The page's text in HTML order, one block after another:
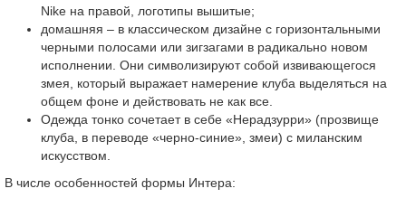
Nike на правой, логотипы вышитые;
домашняя – в классическом дизайне с горизонтальными
черными полосами или зигзагами в радикально новом
исполнении. Они символизируют собой извивающегося
змея, который выражает намерение клуба выделяться на
общем фоне и действовать не как все.
Одежда тонко сочетает в себе «Нерадзурри» (прозвище
клуба, в переводе «черно-синие», змеи) с миланским
искусством.
В числе особенностей формы Интера: